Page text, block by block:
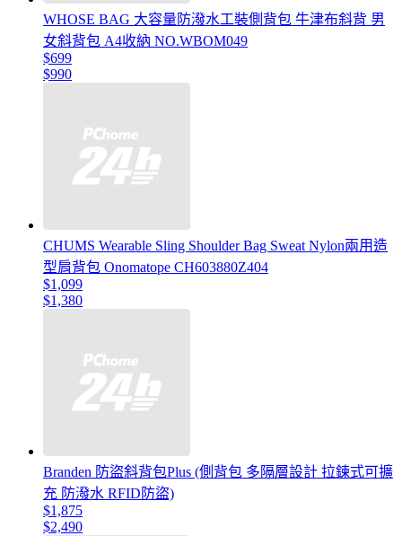
WHOSE BAG 大容量防潑水工裝側背包 牛津布斜背 男
女斜背包 A4收納 NO.WBOM049
$699
$990
CHUMS Wearable Sling Shoulder Bag Sweat Nylon兩用造
型肩背包 Onomatope CH603880Z404
$1,099
$1,380
Branden 防盜斜背包Plus (側背包 多隔層設計 拉鍊式可擴
充 防潑水 RFID防盜)
$1,875
$2,490